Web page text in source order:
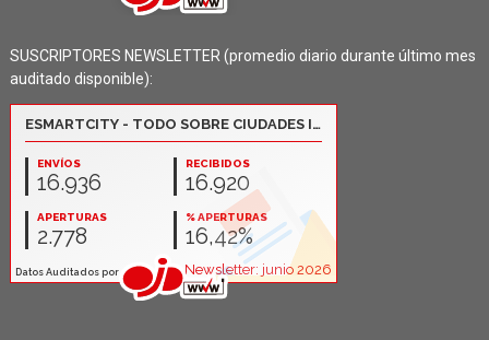
SUSCRIPTORES NEWSLETTER (promedio diario durante último mes
auditado disponible):